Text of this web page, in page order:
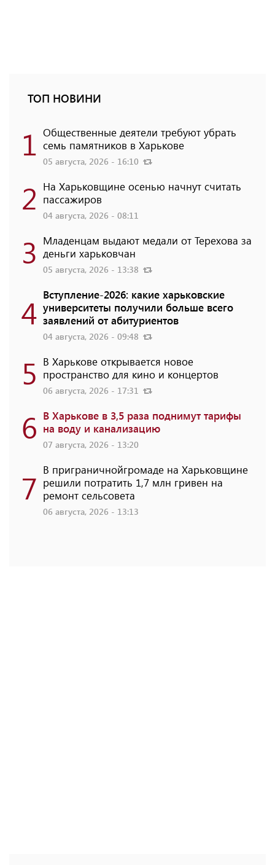
ТОП НОВИНИ
1 Общественные деятели требуют убрать
семь памятников в Харькове
05 августа, 2026 - 16:10
2 На Харьковщине осенью начнут считать
пассажиров
04 августа, 2026 - 08:11
3 Младенцам выдают медали от Терехова за
деньги харьковчан
05 августа, 2026 - 13:38
4 Вступление-2026: какие харьковские
университеты получили больше всего
заявлений от абитуриентов
04 августа, 2026 - 09:48
5 В Харькове открывается новое
пространство для кино и концертов
06 августа, 2026 - 17:31
6 В Харькове в 3,5 раза поднимут тарифы
на воду и канализацию
07 августа, 2026 - 13:20
7 В приграничнойгромаде на Харьковщине
решили потратить 1,7 млн ​​гривен на
ремонт сельсовета
06 августа, 2026 - 13:13